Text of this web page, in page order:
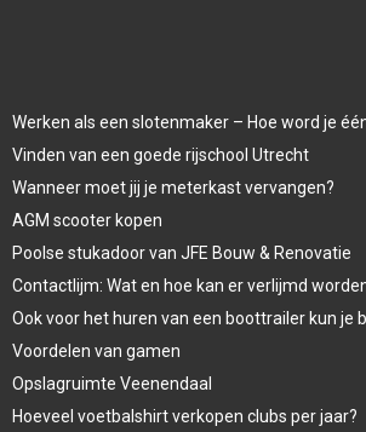
Werken als een slotenmaker – Hoe word je
Vinden van een goede rijschool Utrecht
Wanneer moet jij je meterkast vervangen?
AGM scooter kopen
Poolse stukadoor van JFE Bouw & Renovatie
Contactlijm: Wat en hoe kan er verlijmd
Ook voor het huren van een boottrailer kun je
Voordelen van gamen
Opslagruimte Veenendaal
Hoeveel voetbalshirt verkopen clubs per jaar?